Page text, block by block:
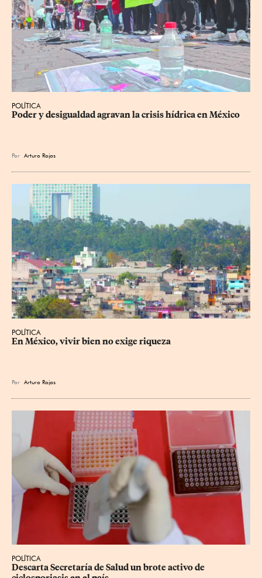
POLÍTICA
Poder y desigualdad agravan la crisis hídrica en México
Por Arturo Rojas
POLÍTICA
En México, vivir bien no exige riqueza
Por Arturo Rojas
POLÍTICA
Descarta Secretaría de Salud un brote activo de